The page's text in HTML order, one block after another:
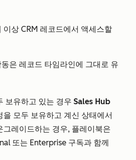
이상 CRM 레코드에서 액세스할
은 레코드 타임라인에 그대로 유
보유하고 있는 경우 Sales Hub
을 모두 보유하고 계신 상태에서
그레이드하는 경우, 플레이북은
또는 Enterprise 구독과 함께